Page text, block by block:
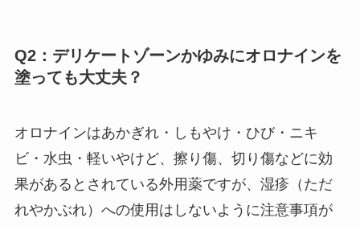
Q2：デリケートゾーンかゆみにオロナインを
塗っても大丈夫？
オロナインはあかぎれ・しもやけ・ひび・ニキ
ビ・水虫・軽いやけど、擦り傷、切り傷などに効
果があるとされている外用薬ですが、湿疹（ただ
れやかぶれ）への使用はしないように注意事項が